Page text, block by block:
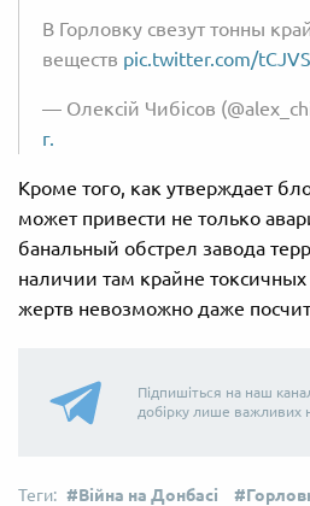
В Горловку свезут тонны
веществ pic.twitter.com/
— Олексій Чибісов
г.
Кроме того, как утверждает
может привести не только
банальный обстрел завода
наличии там крайне
жертв невозможно даже
Підпишіться на наш
добірку лише важливих
Війна на Донбасі